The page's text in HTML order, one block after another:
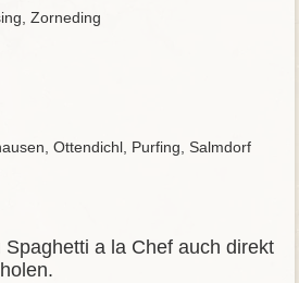
Zorneding
Ottendichl, Purfing, Salmdorf
a la Chef auch direkt